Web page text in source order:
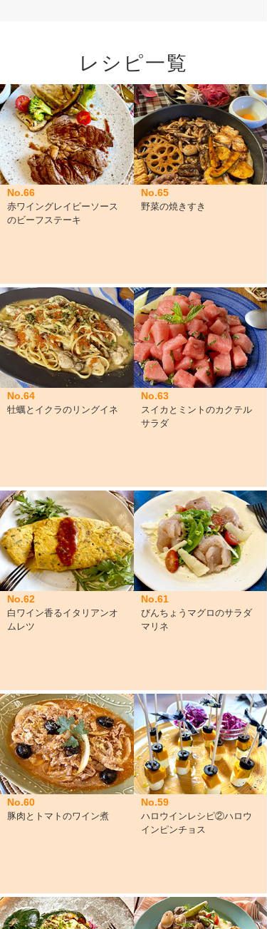
レシピ一覧
No.66
赤ワイングレイビーソース
のビーフステーキ
No.65
野菜の焼きすき
No.64
牡蠣とイクラのリングイネ
No.63
スイカとミントのカクテル
サラダ
No.62
白ワイン香るイタリアンオ
ムレツ
No.61
びんちょうマグロのサラダ
マリネ
No.60
豚肉とトマトのワイン煮
No.59
ハロウインレシピ②ハロウ
インピンチョス